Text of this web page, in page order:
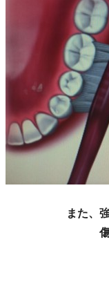
また、